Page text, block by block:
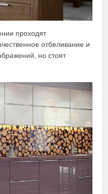
проходят
отбеливание и
но стоят